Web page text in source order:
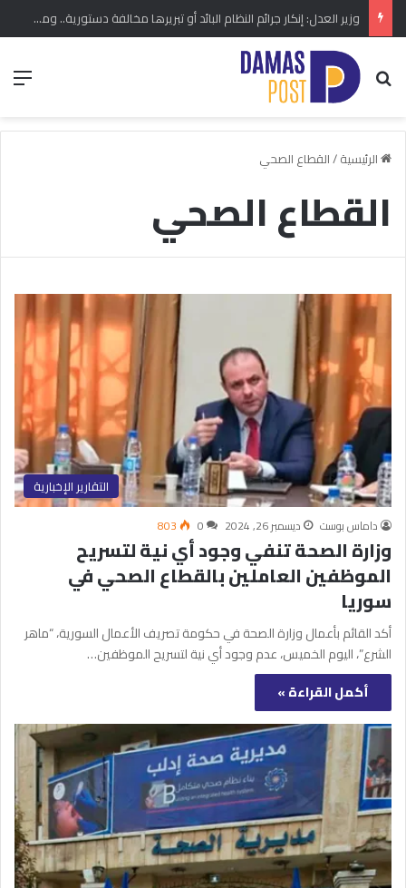
وزير العدل: إنكار جرائم النظام البائد أو تبريرها مخالفة دستورية.. ومشروع قانون خاص إلى مجلس الشعب
بحث عن
الرئيسية/القطاع الصحي
القطاع الصحي
التقارير الإخبارية
داماس بوست ديسمبر 26, 2024 0
803
وزارة الصحة تنفي وجود أي نية لتسريح
الموظفين العاملين بالقطاع الصحي في
سوريا
أكد القائم بأعمال وزارة الصحة في حكومة تصريف الأعمال السورية، “ماهر
الشرع”، اليوم الخميس، عدم وجود أي نية لتسريح الموظفين…
أكمل القراءة »